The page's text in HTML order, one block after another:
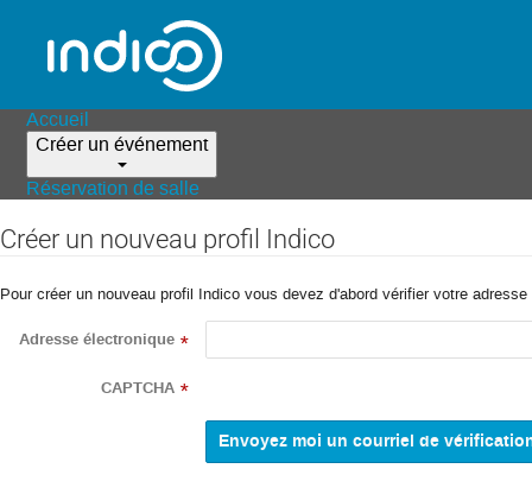
Accueil
Créer un événement
Réservation de salle
Créer un nouveau profil Indico
Pour créer un nouveau profil Indico vous devez d'abord vérifier votre
Adresse électronique *
CAPTCHA *